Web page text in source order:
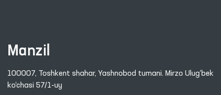
Manzil
100007, Toshkent shahar, Yashnobod tumani. Mirzo Ulug‘bek
ko‘chasi 57/1-uy